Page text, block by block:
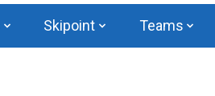
Skipoint Teams